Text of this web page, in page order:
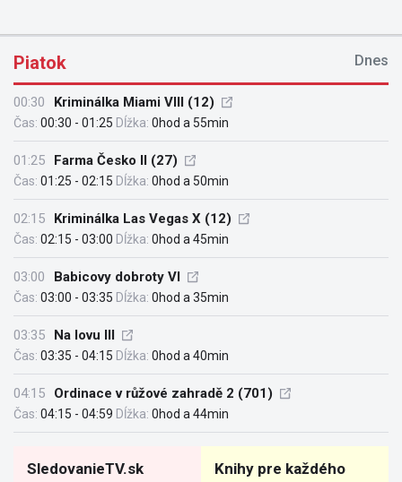
Piatok Dnes
00:30 Kriminálka Miami VIII (12)
Čas: 00:30 - 01:25 Dĺžka: 0hod a 55min
01:25 Farma Česko II (27)
Čas: 01:25 - 02:15 Dĺžka: 0hod a 50min
02:15 Kriminálka Las Vegas X (12)
Čas: 02:15 - 03:00 Dĺžka: 0hod a 45min
03:00 Babicovy dobroty VI
Čas: 03:00 - 03:35 Dĺžka: 0hod a 35min
03:35 Na lovu III
Čas: 03:35 - 04:15 Dĺžka: 0hod a 40min
04:15 Ordinace v růžové zahradě 2 (701)
Čas: 04:15 - 04:59 Dĺžka: 0hod a 44min
SledovanieTV.sk Knihy pre každého